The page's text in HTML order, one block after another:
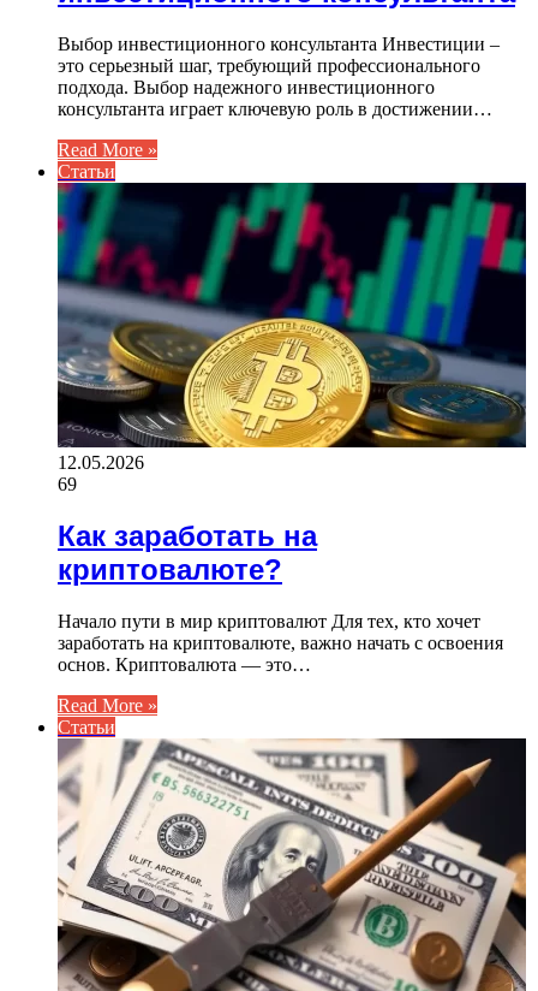
Выбор инвестиционного консультанта Инвестиции –
это серьезный шаг, требующий профессионального
подхода. Выбор надежного инвестиционного
консультанта играет ключевую роль в достижении…
Read More »
Статьи
12.05.2026
69
Как заработать на
криптовалюте?
Начало пути в мир криптовалют Для тех, кто хочет
заработать на криптовалюте, важно начать с освоения
основ. Криптовалюта — это…
Read More »
Статьи